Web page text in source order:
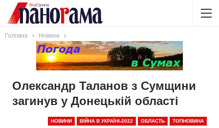
Головна Новини
Олександр Таланов з Сумщини
загинув у Донецькій області
НОВИНИ ВІЙНА В УКРАЇНІ-2022 ОБЛАСТЬ ТОПНОВИНА